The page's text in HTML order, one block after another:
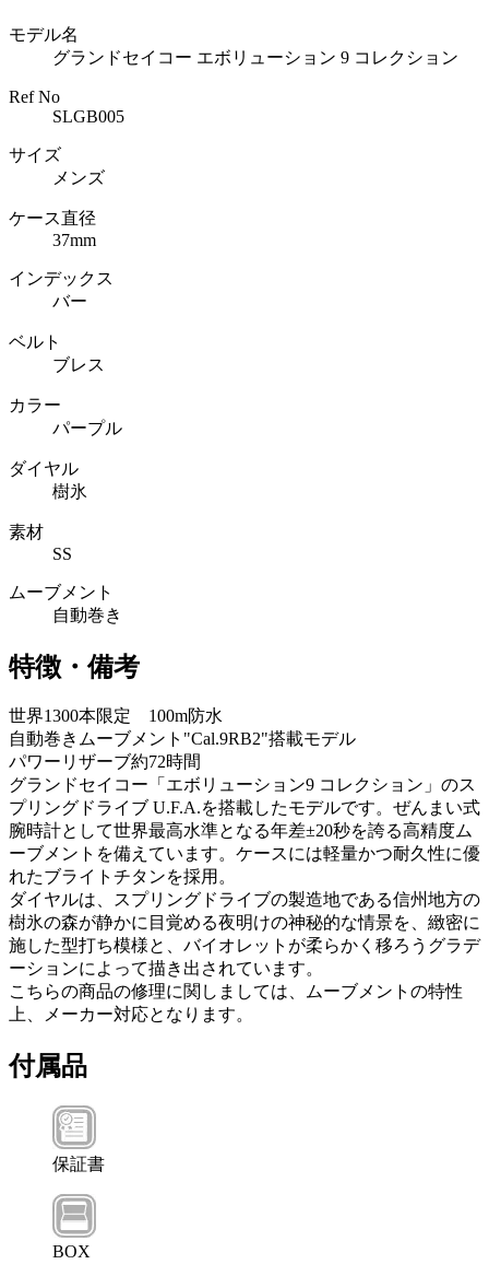
モデル名
グランドセイコー エボリューション 9 コレクション
Ref No
SLGB005
サイズ
メンズ
ケース直径
37mm
インデックス
バー
ベルト
ブレス
カラー
パープル
ダイヤル
樹氷
素材
SS
ムーブメント
自動巻き
特徴・備考
世界1300本限定 100m防水
自動巻きムーブメント"Cal.9RB2"搭載モデル
パワーリザーブ約72時間
グランドセイコー「エボリューション9 コレクション」のス
プリングドライブ U.F.A.を搭載したモデルです。ぜんまい式
腕時計として世界最高水準となる年差±20秒を誇る高精度ム
ーブメントを備えています。ケースには軽量かつ耐久性に優
れたブライトチタンを採用。
ダイヤルは、スプリングドライブの製造地である信州地方の
樹氷の森が静かに目覚める夜明けの神秘的な情景を、緻密に
施した型打ち模様と、バイオレットが柔らかく移ろうグラデ
ーションによって描き出されています。
こちらの商品の修理に関しましては、ムーブメントの特性
上、メーカー対応となります。
付属品
保証書
BOX